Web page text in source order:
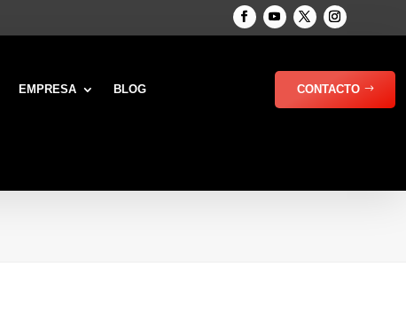
EMPRESA BLOG CONTACTO